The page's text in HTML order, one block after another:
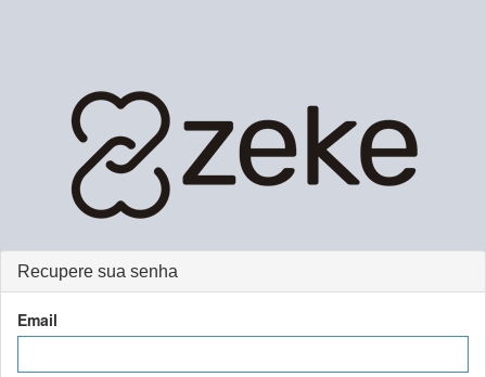
Recupere sua senha
Email